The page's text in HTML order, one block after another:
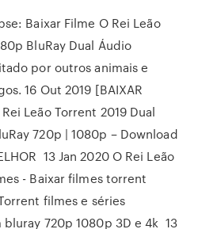
Baixar Filme O Rei Leão
BluRay Dual Áudio
por outros animais e
16 Out 2019 [BAIXAR
Rei Leão Torrent 2019 Dual
720p | 1080p – Download
13 Jan 2020 O Rei Leão
- Baixar filmes torrent
filmes e séries
720p 1080p 3D e 4k 13